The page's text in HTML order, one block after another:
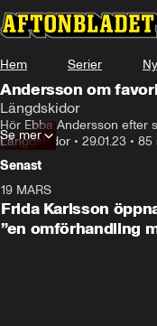
Hem Serier
Andersson om
Längdskidor
Hör Ebba Andersson efter
Längdskidor • 29.01.23 • 85
Se mer
Senast
19 MARS
Frida Karlsson
”en omförhandling